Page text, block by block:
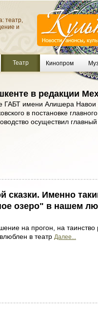
театр,
и
Театр Кинопром
в редакции
ГАБТ имени Алишера Навои
в постановке
осуществил
Именно
озеро" в нашем
на прогон, на
в театр Далее...